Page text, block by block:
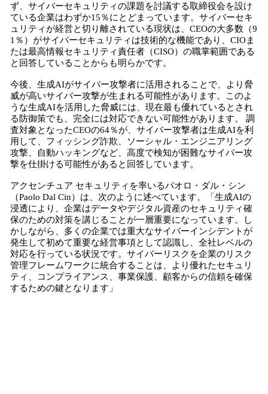
ず、サイバーセキュリティの課題を討議する取締役会を設け
ている企業はわずか15％にとどまっています。サイバーセキ
ュリティが経営と切り離されている現状は、CEOの大多数（9
1％）がサイバーセキュリティは技術的な機能であり、CIOま
たは最高情報セキュリティ責任者（CISO）の職掌範囲である
と回答していることからも明らかです。
今後、生成AIがサイバー攻撃者に活用されることで、より脅
威が高いサイバー攻撃が生まれる可能性があります。このよ
うな生成AIを活用した脅威には、現在最も優れているとされ
る防御策でも、完全には対応できない可能性があります。 調
査対象となったCEOの64％が、サイバー攻撃者は生成AIを利
用して、フィッシング詐欺、ソーシャル・エンジニアリング
攻撃、自動ハッキングなど、高度で検知が困難なサイバー攻
撃を仕掛ける可能性があると回答しています。
アクセンチュア セキュリティを率いるパオロ・ダル・シン
（Paolo Dal Cin）は、次のように述べています。「生成AIの
浸透により、企業はデータやデジタル資産のセキュリティ確
保のための対策を講じることが一層重要になっています。し
かしながら、多くの企業では重大なサイバーインシデントが
発生して初めて重要な経営事項として認識し、全社レベルの
対応を行っている状況です。サイバーリスクを企業のリスク
管理フレームワークに統合することは、より優れたセキュリ
ティ、コンプライアンス、事業保護、顧客からの信頼を確保
するための鍵となります」